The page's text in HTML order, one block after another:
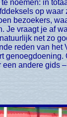
noemen: in
op
bezoekers,
Je vraagt je af
net zo
reden van het
genoegdoening.
andere gids